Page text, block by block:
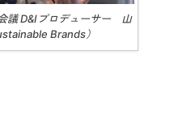
議 D&Iプロデューサー 山
Brands）